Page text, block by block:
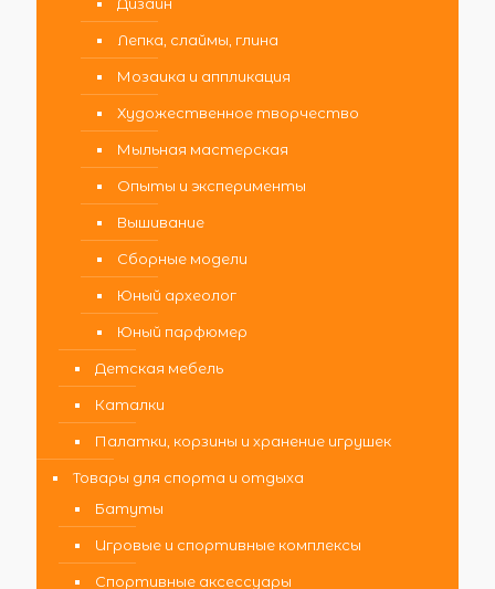
Лепка, слаймы, глина
Мозаика и аппликация
Художественное творчество
Мыльная мастерская
Опыты и эксперименты
Вышивание
Сборные модели
Юный археолог
Юный парфюмер
Детская мебель
Каталки
Палатки, корзины и хранение игрушек
Товары для спорта и отдыха
Батуты
Игровые и спортивные комплексы
Спортивные аксессуары